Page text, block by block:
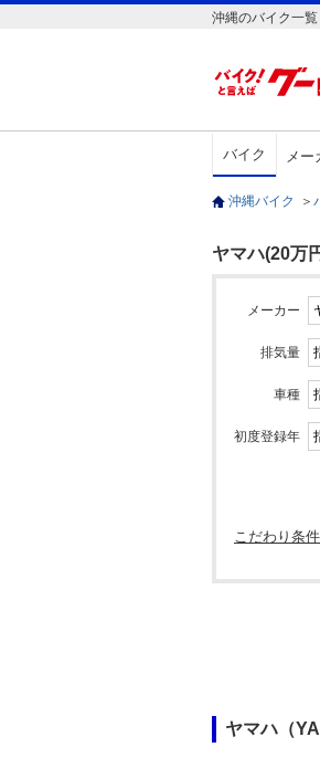
沖縄のバイク一
バイク メー
沖縄バイク ＞
ヤマハ(20万
メーカー
排気量
車種
初度登録年
こだわり条
ヤマハ（